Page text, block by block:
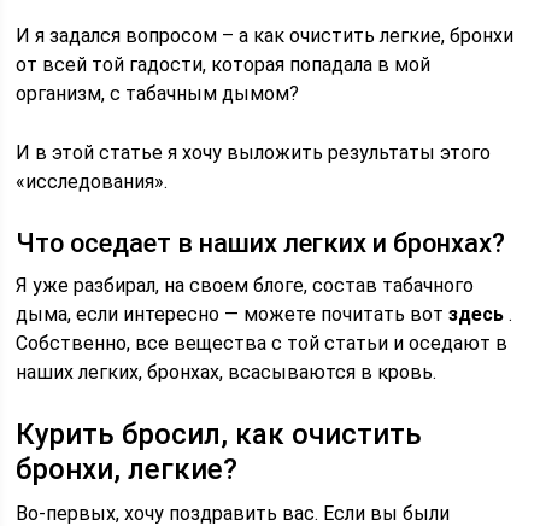
И я задался вопросом – а как очистить легкие, бронхи
от всей той гадости, которая попадала в мой
организм, с табачным дымом?
И в этой статье я хочу выложить результаты этого
«исследования».
Что оседает в наших легких и бронхах?
Я уже разбирал, на своем блоге, состав табачного
дыма, если интересно — можете почитать вотздесь .
Собственно, все вещества с той статьи и оседают в
наших легких, бронхах, всасываются в кровь.
Курить бросил, как очистить
бронхи, легкие?
Во-первых, хочу поздравить вас. Если вы были